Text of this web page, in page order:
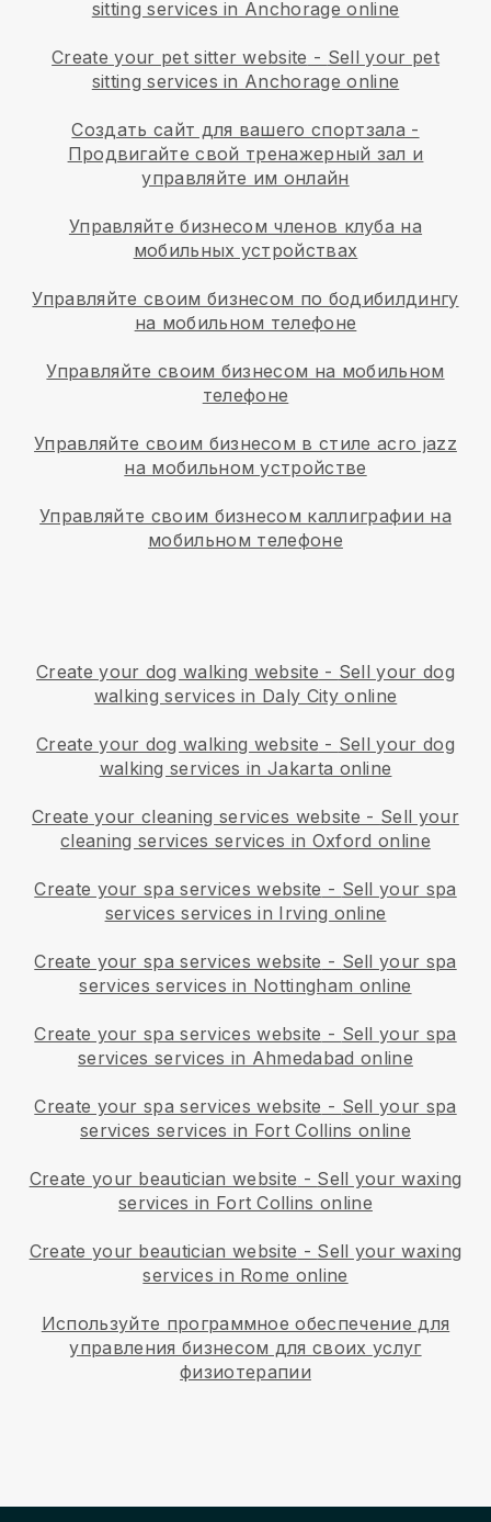
sitting services in Anchorage online
Create your pet sitter website - Sell your pet
sitting services in Anchorage online
Создать сайт для вашего спортзала -
Продвигайте свой тренажерный зал и
управляйте им онлайн
Управляйте бизнесом членов клуба на
мобильных устройствах
Управляйте своим бизнесом по бодибилдингу
на мобильном телефоне
Управляйте своим бизнесом на мобильном
телефоне
Управляйте своим бизнесом в стиле acro jazz
на мобильном устройстве
Управляйте своим бизнесом каллиграфии на
мобильном телефоне
Create your dog walking website - Sell your dog
walking services in Daly City online
Create your dog walking website - Sell your dog
walking services in Jakarta online
Create your cleaning services website - Sell your
cleaning services services in Oxford online
Create your spa services website - Sell your spa
services services in Irving online
Create your spa services website - Sell your spa
services services in Nottingham online
Create your spa services website - Sell your spa
services services in Ahmedabad online
Create your spa services website - Sell your spa
services services in Fort Collins online
Create your beautician website - Sell your waxing
services in Fort Collins online
Create your beautician website - Sell your waxing
services in Rome online
Используйте программное обеспечение для
управления бизнесом для своих услуг
физиотерапии